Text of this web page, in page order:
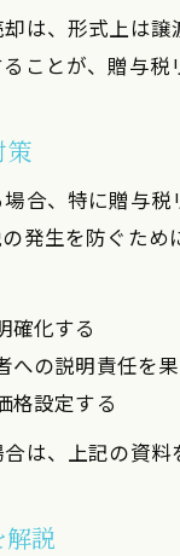
贈与と譲渡の
不動産売却時
動産売却時の税
不動産売却時
不動産売却と
贈与税・譲渡
贈与税が発生
残り最大化へ贈
投資用ワンル
は、形式上は
ことが、贈与税
策
合、特に贈与
発生を防ぐため
確化する
への説明責任を
格設定する
は、上記の資
説